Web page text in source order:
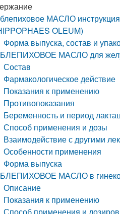
МАСЛО
OLEUM)
Форма выпуска, состав и
МАСЛО для
Состав
Фармакологическое действие
Показания к применению
Противопоказания
Беременность и период
Способ применения и дозы
Взаимодействие с другими
Особенности применения
Форма выпуска
МАСЛО в
Описание
Показания к применению